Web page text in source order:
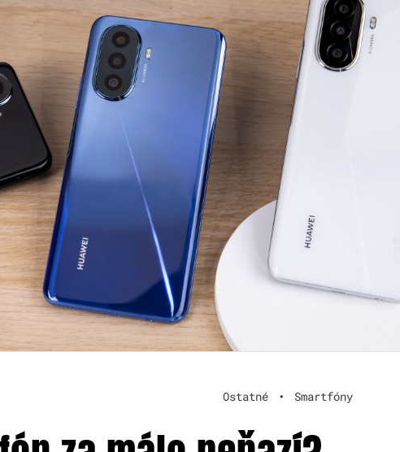
Ostatné • Smartfóny